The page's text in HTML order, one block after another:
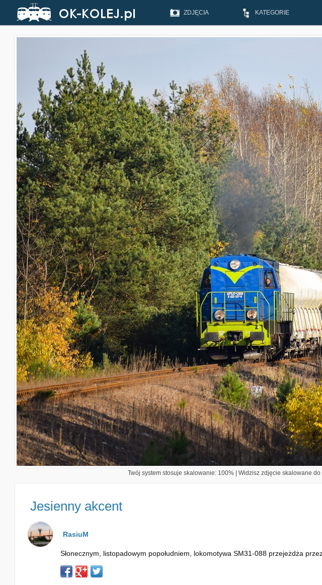
ZDJĘCIA KATEGORIE
Twój system stosuje skalowanie: 100% | Widzisz zdjęcie skalowane
Jesienny akcent
RasiuM
Słonecznym, listopadowym popołudniem, lokomotywa SM31-088 przejeżdża